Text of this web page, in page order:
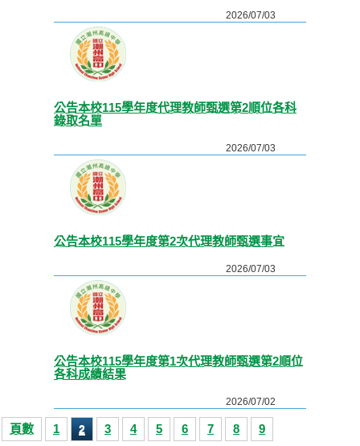
2026/07/03
公告本校115學年度代理教師甄選第2順位各科
錄取名單
2026/07/03
公告本校115學年度第2次代理教師甄選事宜
2026/07/03
公告本校115學年度第1次代理教師甄選第2順位
各科成績結果
2026/07/02
頁數 1 2 3 4 5 6 7 8 9